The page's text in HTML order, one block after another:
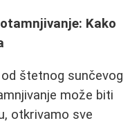
Kako
štetnog sunčevog
može biti
otkrivamo sve